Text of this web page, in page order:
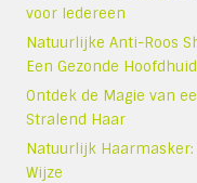
voor Iedereen
Natuurlijke Anti-Roos
Een Gezonde Hoofdhuid
Ontdek de Magie van
Stralend Haar
Natuurlijk
Wijze